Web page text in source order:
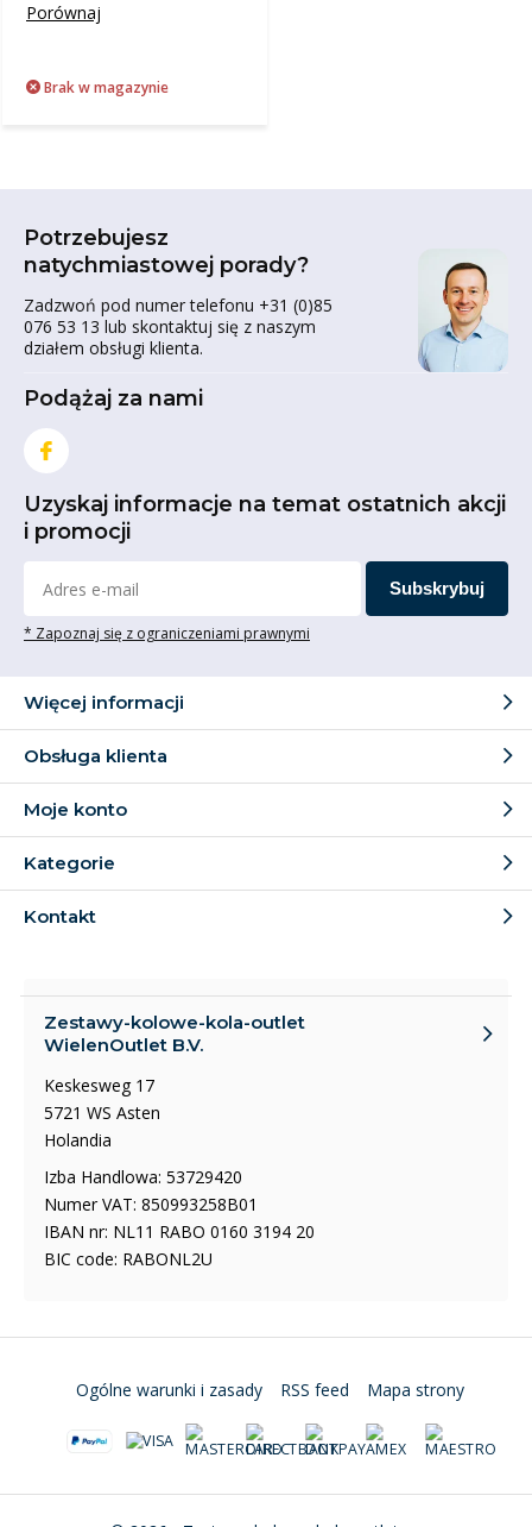
Porównaj
Brak w magazynie
Potrzebujesz
natychmiastowej porady?
Zadzwoń pod numer telefonu +31 (0)85
076 53 13 lub skontaktuj się z naszym
działem obsługi klienta.
Podążaj za nami
Uzyskaj informacje na temat ostatnich akcji
i promocji
Subskrybuj
* Zapoznaj się z ograniczeniami prawnymi
Więcej informacji
Obsługa klienta
Moje konto
Kategorie
Kontakt
Zestawy-kolowe-kola-outlet
WielenOutlet B.V.
Keskesweg 17
5721 WS Asten
Holandia
Izba Handlowa: 53729420
Numer VAT: 850993258B01
IBAN nr: NL11 RABO 0160 3194 20
BIC code: RABONL2U
Ogólne warunki i zasady RSS feed Mapa strony